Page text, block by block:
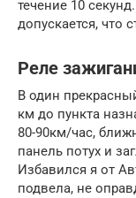
течение 10
допускается, что
Реле
В один
км до пункта
80-90км/час,
панель потух и
Избавился я от
подвела, не